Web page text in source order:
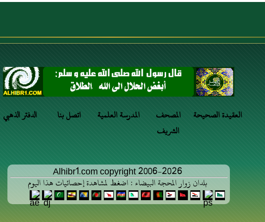
الدفتر الذهبي اتصل بنا المدرسة العلمية
المصحف
الشريف
العقيدة الصحيحة
Alhibr1.com copyright 2006-2026
بلدان زوار المحجة البيضاء : اضغط لمشاهدة إحصائيات هذا اليوم